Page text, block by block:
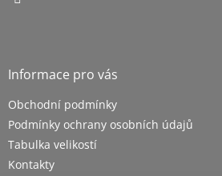
Informace pro vás
Obchodní podmínky
Podmínky ochrany osobních údajů
Tabulka velikostí
Kontakty